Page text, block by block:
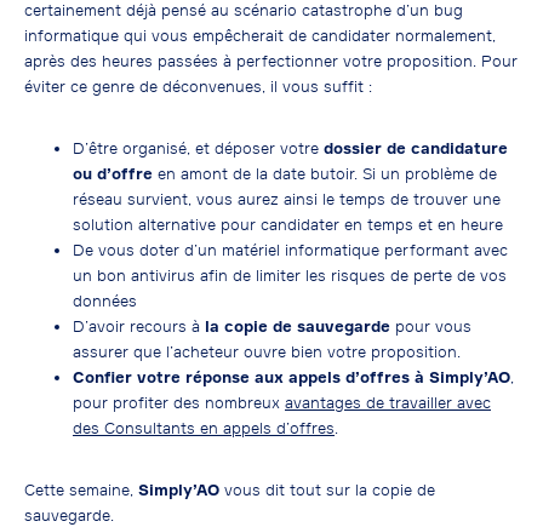
certainement déjà pensé au scénario catastrophe d’un bug
informatique qui vous empêcherait de candidater normalement,
après des heures passées à perfectionner votre proposition. Pour
éviter ce genre de déconvenues, il vous suffit :
D’être organisé, et déposer votre dossier de candidature
ou d’offre en amont de la date butoir. Si un problème de
réseau survient, vous aurez ainsi le temps de trouver une
solution alternative pour candidater en temps et en heure
De vous doter d’un matériel informatique performant avec
un bon antivirus afin de limiter les risques de perte de vos
données
D’avoir recours à la copie de sauvegarde pour vous
assurer que l’acheteur ouvre bien votre proposition.
Confier votre réponse aux appels d’offres à Simply’AO,
pour profiter des nombreux avantages de travailler avec
des Consultants en appels d’offres.
Cette semaine, Simply’AO vous dit tout sur la copie de
sauvegarde.